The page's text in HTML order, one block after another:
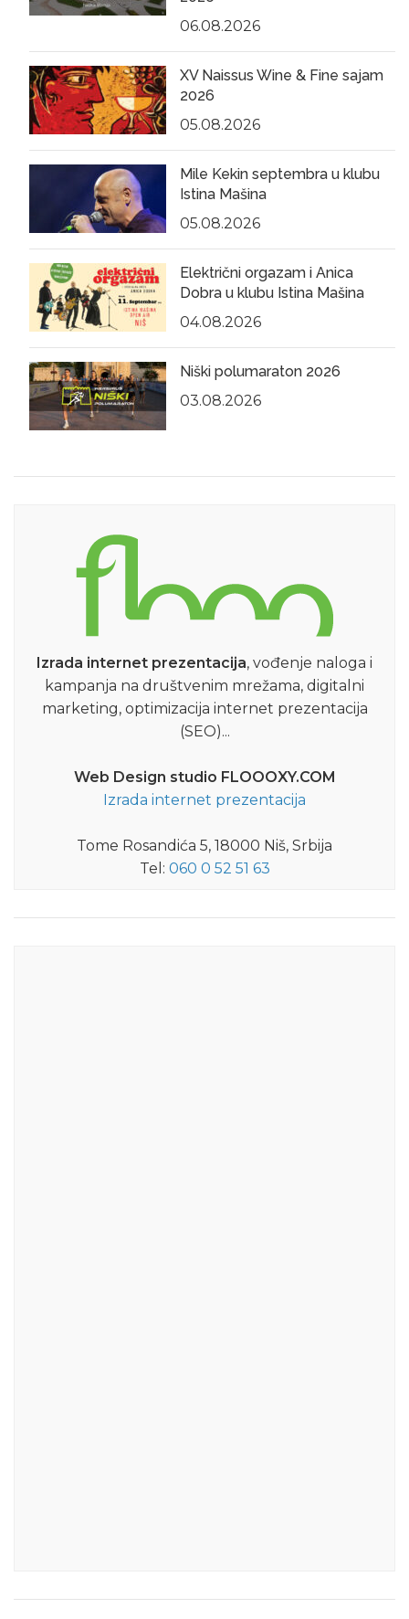
06.08.2026
XV Naissus Wine & Fine sajam
2026
05.08.2026
Mile Kekin septembra u klubu
Istina Mašina
05.08.2026
Električni orgazam i Anica
Dobra u klubu Istina Mašina
04.08.2026
Niški polumaraton 2026
03.08.2026
Izrada internet prezentacija, vođenje naloga i
kampanja na društvenim mrežama, digitalni
marketing, optimizacija internet prezentacija
(SEO)...
Web Design studio FLOOOXY.COM
Izrada internet prezentacija
Tome Rosandića 5, 18000 Niš, Srbija
Tel: 060 0 52 51 63